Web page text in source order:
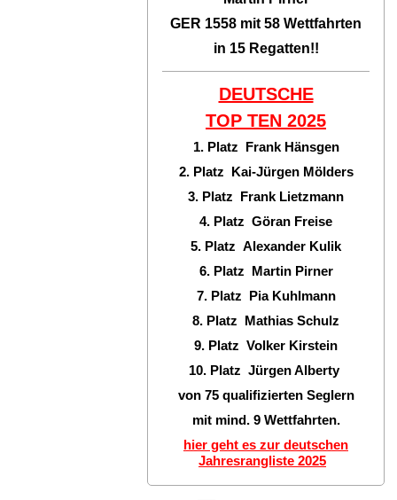
GER 1558 mit 58 Wettfahrten
in 15 Regatten!!
DEUTSCHE
TOP TEN 2025
1. Platz Frank Hänsgen
2. Platz Kai-Jürgen Mölders
3. Platz Frank Lietzmann
4. Platz Göran Freise
5. Platz Alexander Kulik
6. Platz Martin Pirner
7. Platz Pia Kuhlmann
8. Platz Mathias Schulz
9. Platz Volker Kirstein
10. Platz Jürgen Alberty
von 75 qualifizierten Seglern
mit mind. 9 Wettfahrten.
hier geht es zur deutschen
Jahresrangliste 2025